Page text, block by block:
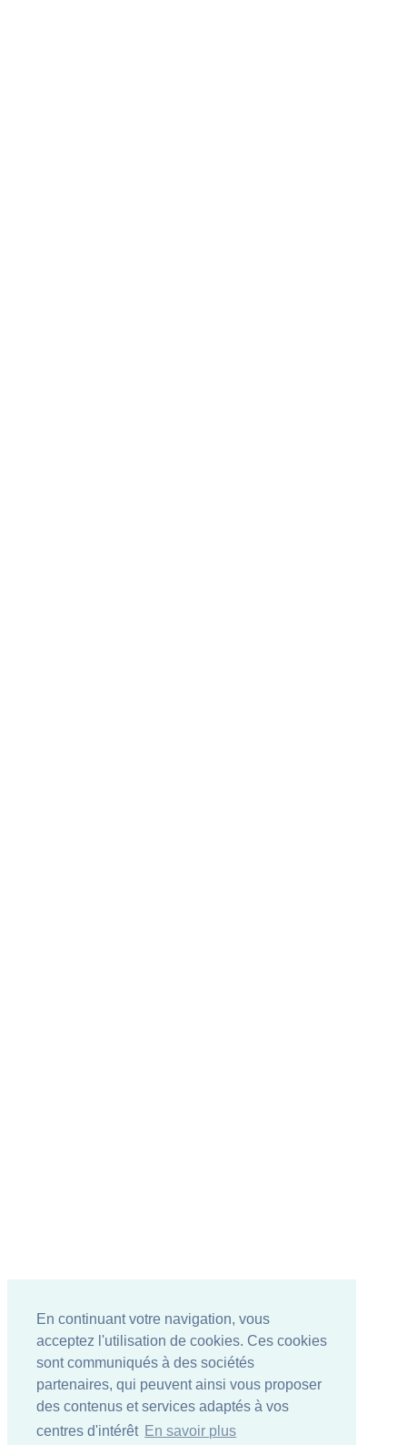
En continuant votre navigation, vous
acceptez l'utilisation de cookies. Ces cookies
sont communiqués à des sociétés
partenaires, qui peuvent ainsi vous proposer
des contenus et services adaptés à vos
centres d'intérêt En savoir plus